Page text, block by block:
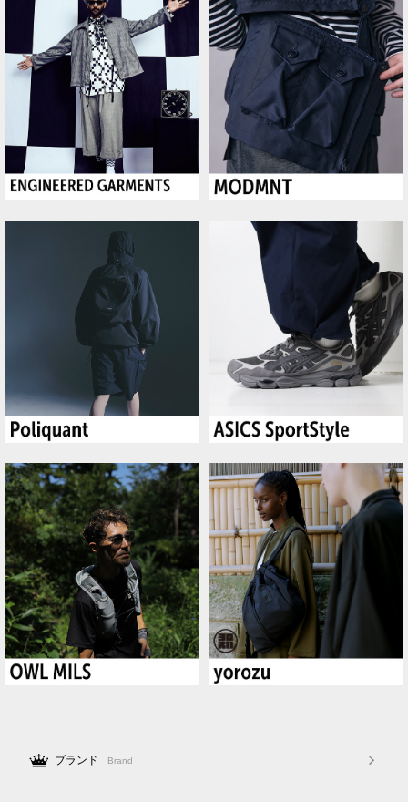
ブランド Brand